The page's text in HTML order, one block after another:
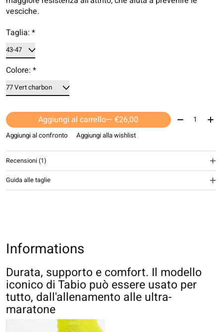
vesciche.
Taglia: *
Colore: *
Aggiungi al carrello — €26,00 Quantità:
Aggiungi al confronto Aggiungi alla wishlist
Recensioni (1)
Guida alle taglie
Informations
Durata, supporto e comfort. Il modello
iconico di Tabio può essere usato per
tutto, dall'allenamento alle ultra-
maratone